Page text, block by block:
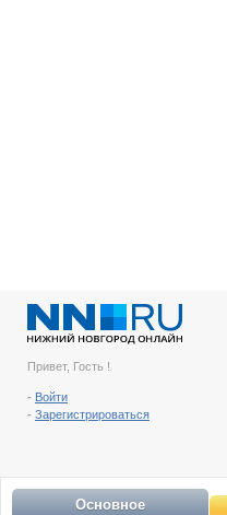
Привет, Гость !
- Войти
- Зарегистрироваться
Основное